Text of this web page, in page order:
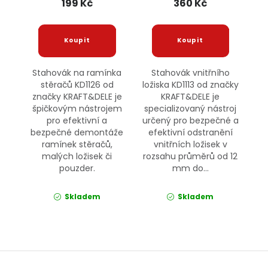
199 Kč
Stahovák na ramínka
stěračů KD1126 od
značky KRAFT&DELE je
špičkovým nástrojem
pro efektivní a
bezpečné demontáže
ramínek stěračů,
malých ložisek či
pouzder.
Skladem
360 Kč
Stahovák vnitřního
ložiska KD1113 od značky
KRAFT&DELE je
specializovaný nástroj
určený pro bezpečné a
efektivní odstranění
vnitřních ložisek v
rozsahu průměrů od 12
mm do...
Skladem